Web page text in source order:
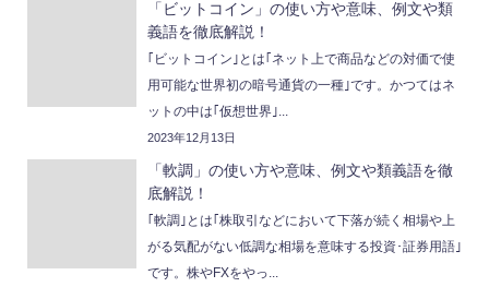
「ビットコイン」の使い方や意味、例文や類
義語を徹底解説！
｢ビットコイン｣とは｢ネット上で商品などの対価で使
用可能な世界初の暗号通貨の一種｣です。かつてはネ
ットの中は｢仮想世界｣...
2023年12月13日
「軟調」の使い方や意味、例文や類義語を徹
底解説！
｢軟調｣とは｢株取引などにおいて下落が続く相場や上
がる気配がない低調な相場を意味する投資･証券用語｣
です。株やFXをやっ...